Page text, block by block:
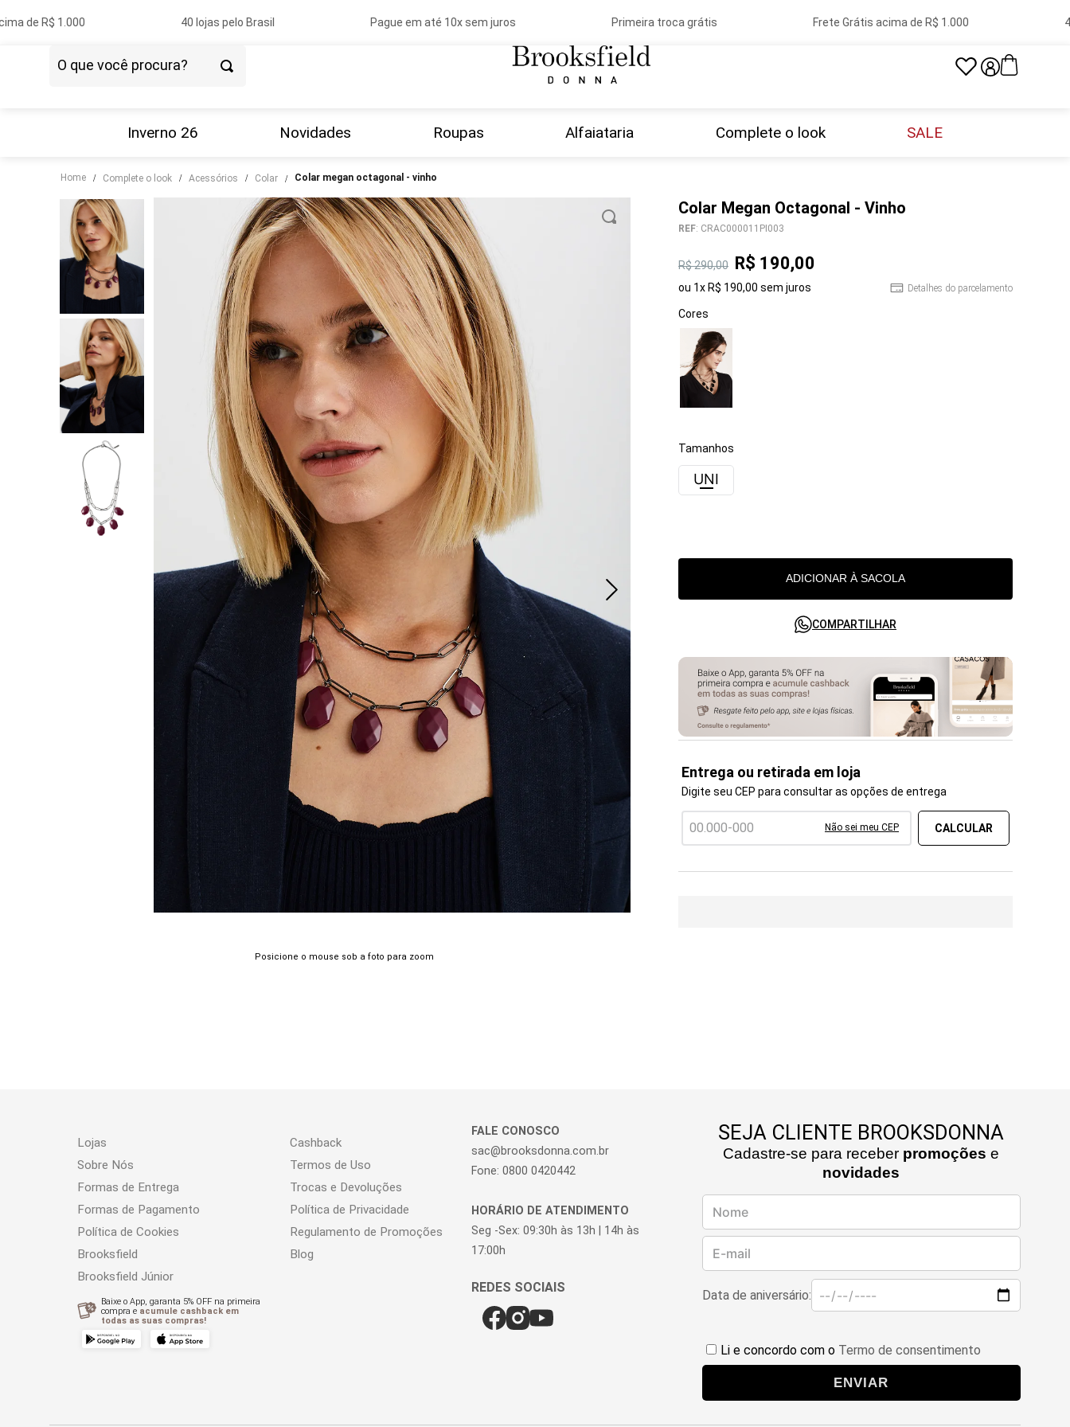
de R$ 1.000 40 lojas pelo Brasil Pague em até 10x sem juros Primeira troca grátis Frete Grátis acima de R$ 1.000
Inverno 26 Novidades Roupas Alfaiataria Complete o look SALE
Home complete o look acessórios colar colar megan octagonal - vinho
Posicione o mouse sob a foto para zoom
Colar Megan Octagonal - Vinho
REF: CRAC000011PI003
R$290,00 R$ 190,00
ou 1x R$ 190,00 sem juros Detalhes do parcelamento
Cores
Tamanhos
UNI
ADICIONAR À SACOLA
COMPARTILHAR
Entrega ou retirada em loja
Digite seu CEP para consultar as opções de entrega
Não sei meu CEP
Lojas
Cashback
Sobre Nós
Termos de Uso
Formas de Entrega
Trocas e Devoluções
Formas de Pagamento
Política de Privacidade
Política de Cookies
Regulamento de Promoções
Brooksfield
Blog
Brooksfield Júnior
Baixe o App, garanta 5% OFF na primeira
compra e acumule cashback em
todas as suas compras!
FALE CONOSCO
sac@brooksdonna.com.br
Fone: 0800 0420442
HORÁRIO DE ATENDIMENTO
Seg -Sex: 09:30h às 13h | 14h às
17:00h
SEJA CLIENTE BROOKSDONNA
Cadastre-se para receber promoções e
novidades
Data de aniversário:
Li e concordo com o Termo de consentimento
ENVIAR
3º
calça
4º
blusa
5º
tricot
camisa
saia
couro
calça jeans
10º jeans